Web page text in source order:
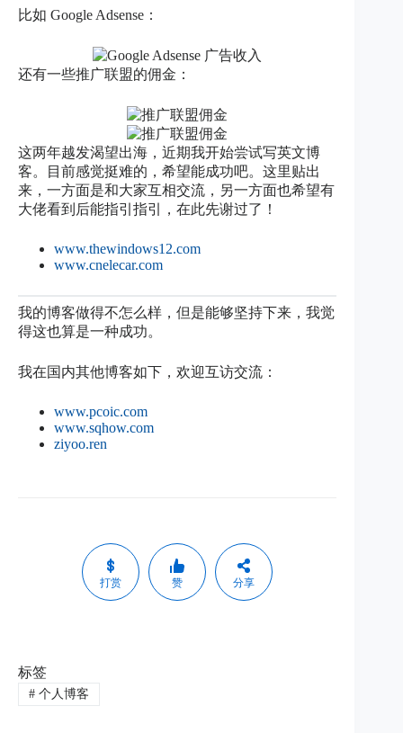
比如 Google Adsense：
还有一些推广联盟的佣金：
这两年越发渴望出海，近期我开始尝试写英文博
客。目前感觉挺难的，希望能成功吧。这里贴出
来，一方面是和大家互相交流，另一方面也希望有
大佬看到后能指引指引，在此先谢过了！
www.thewindows12.com
www.cnelecar.com
我的博客做得不怎么样，但是能够坚持下来，我觉
得这也算是一种成功。
我在国内其他博客如下，欢迎互访交流：
www.pcoic.com
www.sqhow.com
ziyoo.ren
打赏 赞 分享
标签
#个人博客